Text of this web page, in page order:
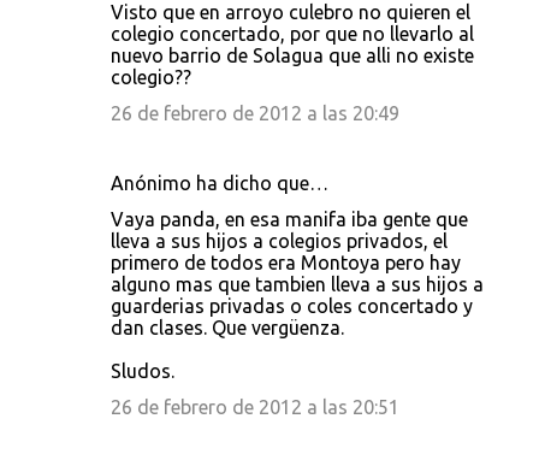
Visto que en arroyo culebro no quieren el
colegio concertado, por que no llevarlo al
nuevo barrio de Solagua que alli no existe
colegio??
26 de febrero de 2012 a las 20:49
Anónimo ha dicho que…
Vaya panda, en esa manifa iba gente que
lleva a sus hijos a colegios privados, el
primero de todos era Montoya pero hay
alguno mas que tambien lleva a sus hijos a
guarderias privadas o coles concertado y
dan clases. Que vergüenza.
Sludos.
26 de febrero de 2012 a las 20:51